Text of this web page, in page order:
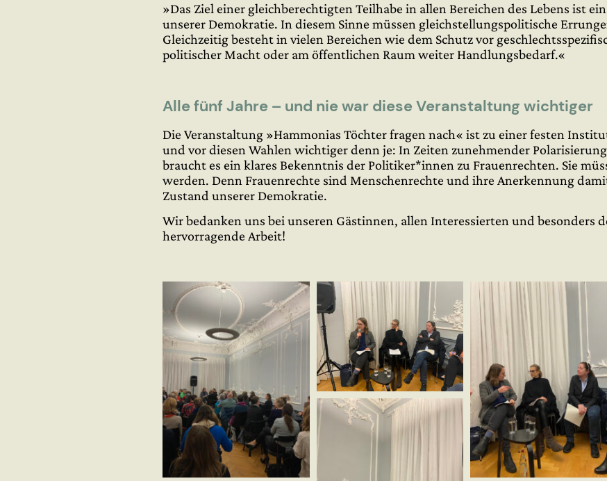
»Das Ziel einer gleichberechtigten Teilhabe in allen Bereichen des Lebens ist
unserer Demokratie. In diesem Sinne müssen gleichstellungspolitische
Gleichzeitig besteht in vielen Bereichen wie dem Schutz vor
politischer Macht oder am öffentlichen Raum weiter Handlungsbedarf.«
Alle fünf Jahre – und nie war diese Veranstaltung wichtiger
Die Veranstaltung »Hammonias Töchter fragen nach« ist zu einer festen
und vor diesen Wahlen wichtiger denn je: In Zeiten zunehmender
braucht es ein klares Bekenntnis der Politiker*innen zu Frauenrechten. Sie
werden. Denn Frauenrechte sind Menschenrechte und ihre Anerkennung
Zustand unserer Demokratie.
Wir bedanken uns bei unseren Gästinnen, allen Interessierten und besonders
hervorragende Arbeit!